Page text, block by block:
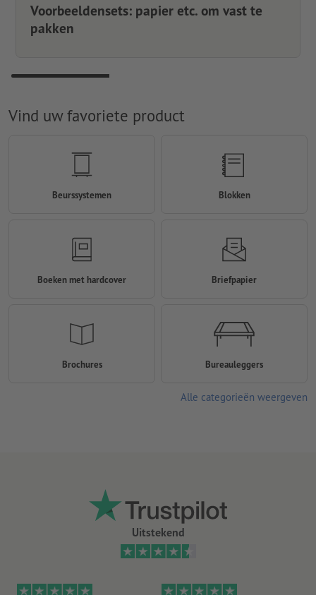
Voorbeeldensets: papier etc. om vast te
pakken
Uitstekend
Vind uw favoriete product
Beurssystemen Blokken
Boeken met hardcover Briefpapier
Brochures Bureauleggers
Alle categorieën weergeven